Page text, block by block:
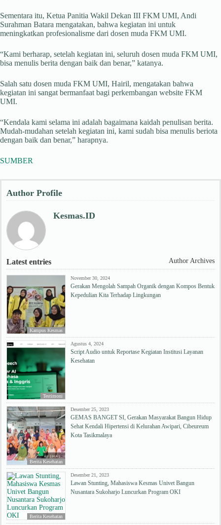
Sementara itu, Ketua Panitia Wakil Dekan III FKM UMI, Andi
Surahman Batara mengatakan, bahwa kegiatan ini untuk
meningkatkan profesionalisme dari dosen muda FKM UMI.
“Kami berharap, setelah kegiatan ini, seluruh dosen muda FKM UMI,
bisa menulis berita dengan baik dan benar,” katanya.
Salah satu dosen muda FKM UMI, Hairil, mengatakan bahwa
kegiatan ini sangat bermanfaat bagi perkembangan website FKM
UMI.
“Kendala kami selama ini adalah bagaimana kaidah penulisan berita.
Mudah-mudahan setelah kegiatan ini, kami sudah bisa menulis beriota
dengan baik dan benar,” harapnya.
SUMBER
Author Profile
Kesmas.ID
Latest entries Author Archives
Kampus Kesmas
November 30, 2024
Gerakan Mengolah Sampah Organik dengan Kompos Bentuk
Kepedulian Kita Terhadap Lingkungan
Testimoni
Agustus 4, 2024
Script Audio untuk Reportase Kegiatan Institusi Layanan
Kesehatan
Berita Kesehatan
Desember 25, 2023
GEMAS BANGET SI, Gerakan Masyarakat Bangun Hidup
Sehat Kendali Hipertensi di Kelurahan Awipari, Cibeureum
Kota Tasikmalaya
Berita Kesehatan
Desember 21, 2023
Lawan Stunting, Mahasiswa Kesmas Univet Bangun
Nusantara Sukoharjo Luncurkan Program OKI